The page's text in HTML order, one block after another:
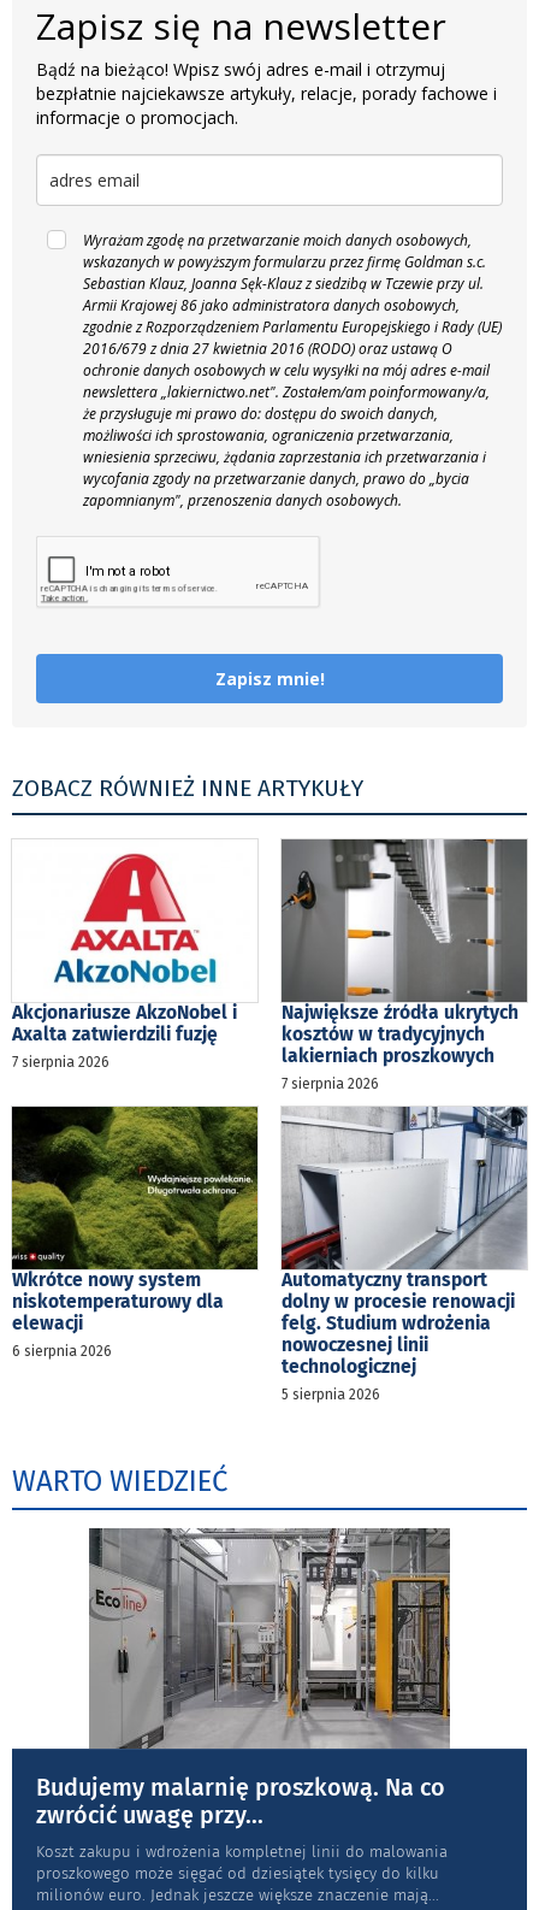
Zapisz się na newsletter
Bądź na bieżąco! Wpisz swój adres e-mail i otrzymuj
bezpłatnie najciekawsze artykuły, relacje, porady fachowe i
informacje o promocjach.
Wyrażam zgodę na przetwarzanie moich danych osobowych,
wskazanych w powyższym formularzu przez firmę Goldman s.c.
Sebastian Klauz, Joanna Sęk-Klauz z siedzibą w Tczewie przy ul.
Armii Krajowej 86 jako administratora danych osobowych,
zgodnie z Rozporządzeniem Parlamentu Europejskiego i Rady (UE)
2016/679 z dnia 27 kwietnia 2016 (RODO) oraz ustawą O
ochronie danych osobowych w celu wysyłki na mój adres e-mail
newslettera „lakiernictwo.net". Zostałem/am poinformowany/a,
że przysługuje mi prawo do: dostępu do swoich danych,
możliwości ich sprostowania, ograniczenia przetwarzania,
wniesienia sprzeciwu, żądania zaprzestania ich przetwarzania i
wycofania zgody na przetwarzanie danych, prawo do „bycia
zapomnianym", przenoszenia danych osobowych.
Zapisz mnie!
ZOBACZ RÓWNIEŻ INNE ARTYKUŁY
Akcjonariusze AkzoNobel i
Axalta zatwierdzili fuzję
7 sierpnia 2026
Największe źródła ukrytych
kosztów w tradycyjnych
lakierniach proszkowych
7 sierpnia 2026
Wkrótce nowy system
niskotemperaturowy dla
elewacji
6 sierpnia 2026
Automatyczny transport
dolny w procesie renowacji
felg. Studium wdrożenia
nowoczesnej linii
technologicznej
5 sierpnia 2026
WARTO WIEDZIEĆ
Budujemy malarnię proszkową. Na co
zwrócić uwagę przy...
Koszt zakupu i wdrożenia kompletnej linii do malowania
proszkowego może sięgać od dziesiątek tysięcy do kilku
milionów euro. Jednak jeszcze większe znaczenie mają...